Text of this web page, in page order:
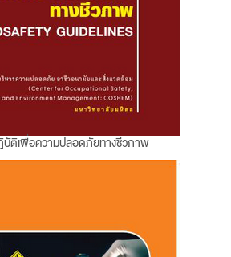
บัติเพื่อความปลอดภัยทางชีวภาพ